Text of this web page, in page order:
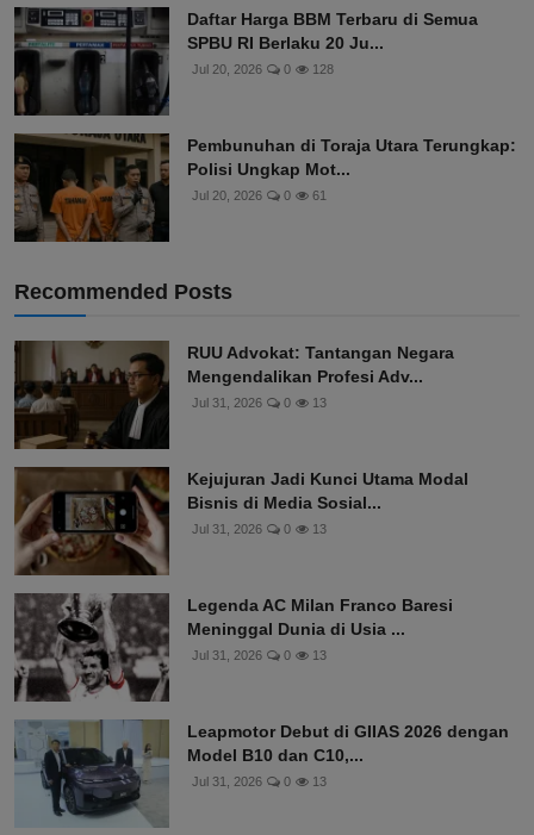
Daftar Harga BBM Terbaru di Semua
SPBU RI Berlaku 20 Ju...
Jul 20, 2026 0 128
Pembunuhan di Toraja Utara Terungkap:
Polisi Ungkap Mot...
Jul 20, 2026 0 61
Recommended Posts
RUU Advokat: Tantangan Negara
Mengendalikan Profesi Adv...
Jul 31, 2026 0 13
Kejujuran Jadi Kunci Utama Modal
Bisnis di Media Sosial...
Jul 31, 2026 0 13
Legenda AC Milan Franco Baresi
Meninggal Dunia di Usia ...
Jul 31, 2026 0 13
Leapmotor Debut di GIIAS 2026 dengan
Model B10 dan C10,...
Jul 31, 2026 0 13